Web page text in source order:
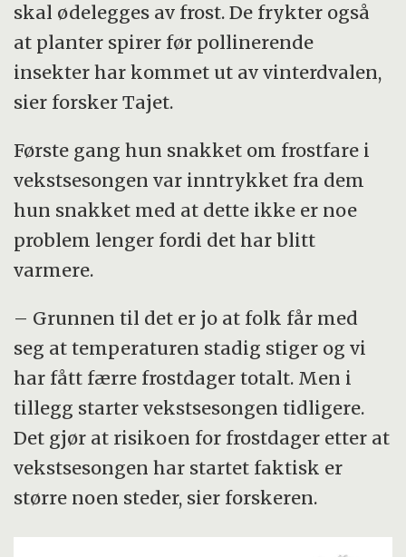
skal ødelegges av frost. De frykter også
at planter spirer før pollinerende
insekter har kommet ut av vinterdvalen,
sier forsker Tajet.
Første gang hun snakket om frostfare i
vekstsesongen var inntrykket fra dem
hun snakket med at dette ikke er noe
problem lenger fordi det har blitt
varmere.
– Grunnen til det er jo at folk får med
seg at temperaturen stadig stiger og vi
har fått færre frostdager totalt. Men i
tillegg starter vekstsesongen tidligere.
Det gjør at risikoen for frostdager etter at
vekstsesongen har startet faktisk er
større noen steder, sier forskeren.